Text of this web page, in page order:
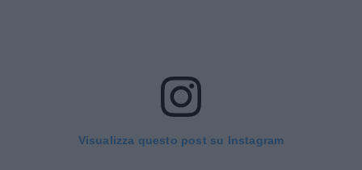
Visualizza questo post su Instagram